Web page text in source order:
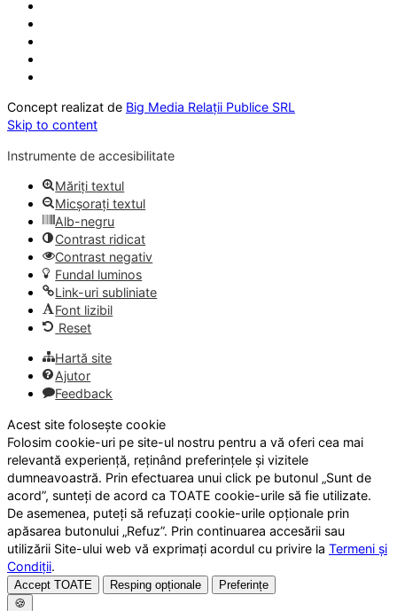
Concept realizat de Big Media Relații Publice SRL
Skip to content
Instrumente de accesibilitate
Măriți textul
Micșorați textul
Alb-negru
Contrast ridicat
Contrast negativ
Fundal luminos
Link-uri subliniate
Font lizibil
Reset
Hartă site
Ajutor
Feedback
Acest site folosește cookie
Folosim cookie-uri pe site-ul nostru pentru a vă oferi cea mai
relevantă experiență, reținând preferințele și vizitele
dumneavoastră. Prin efectuarea unui click pe butonul „Sunt de
acord”, sunteți de acord ca TOATE cookie-urile să fie utilizate.
De asemenea, puteți să refuzați cookie-urile opționale prin
apăsarea butonului „Refuz”. Prin continuarea accesării sau
utilizării Site-ului web vă exprimați acordul cu privire la Termeni și
Condiții.
Accept TOATE Resping opționale
Preferințe
🍪